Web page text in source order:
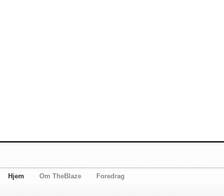
Hjem Om TheBlaze Foredrag